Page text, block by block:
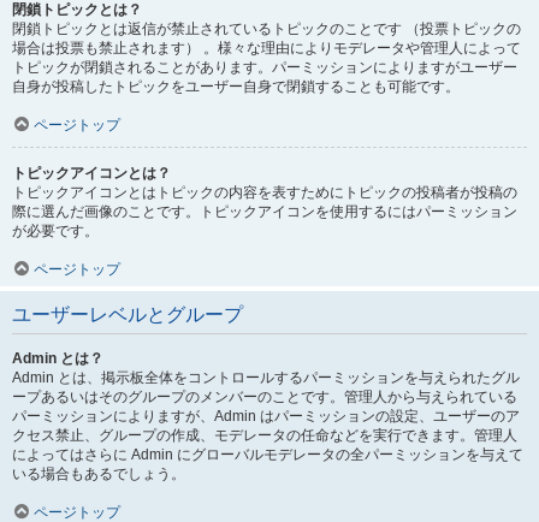
閉鎖トピックとは？
閉鎖トピックとは返信が禁止されているトピックのことです （投票トピックの
場合は投票も禁止されます） 。様々な理由によりモデレータや管理人によって
トピックが閉鎖されることがあります。パーミッションによりますがユーザー
自身が投稿したトピックをユーザー自身で閉鎖することも可能です。
ページトップ
トピックアイコンとは？
トピックアイコンとはトピックの内容を表すためにトピックの投稿者が投稿の
際に選んだ画像のことです。トピックアイコンを使用するにはパーミッション
が必要です。
ページトップ
ユーザーレベルとグループ
Admin とは？
Admin とは、掲示板全体をコントロールするパーミッションを与えられたグル
ープあるいはそのグループのメンバーのことです。管理人から与えられている
パーミッションによりますが、Admin はパーミッションの設定、ユーザーのア
クセス禁止、グループの作成、モデレータの任命などを実行できます。管理人
によってはさらに Admin にグローバルモデレータの全パーミッションを与えて
いる場合もあるでしょう。
ページトップ